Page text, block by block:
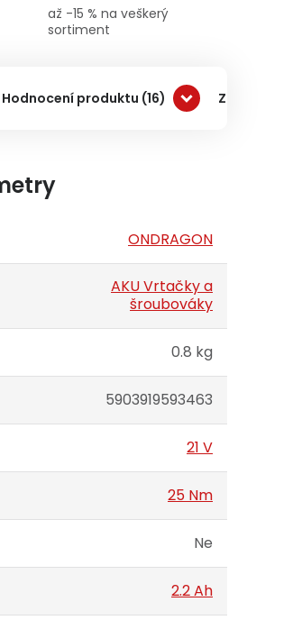
až -15 % na veškerý
sortiment
Hodnocení produktu (16) Značka
ONDRAGON
AKU Vrtačky a
šroubováky
0.8 kg
5903919593463
21 V
25 Nm
Ne
2.2 Ah